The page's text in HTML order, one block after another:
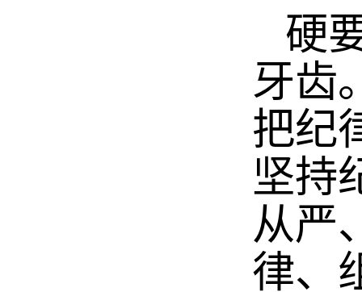
硬
牙齿
把纪
坚持
从严
律、